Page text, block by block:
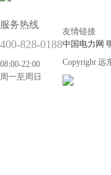
服务热线
400-828-0188
08:00-22:00
周一至周日
友情链接
中国电力网
Copyright 远